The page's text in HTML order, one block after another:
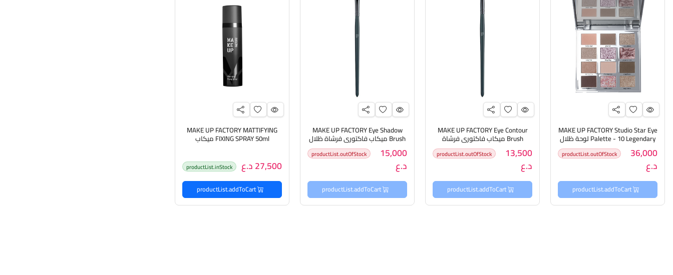
MAKE UP FACTORY Studio Star Eye
Palette - 10 Legendary لوحة ظلال
العيون من ميك اب فاكتوري
36,000
د.ع
productList.outOfStock
productList.addToCart
MAKE UP FACTORY Eye Contour
Brush ميكاب فاكتوري فرشاة
كونتور للعيون 13,500
د.ع
productList.outOfStock
productList.addToCart
MAKE UP FACTORY Eye Shadow
Brush ميكاب فاكتوري فرشاة ظلال
العيون 15,000
د.ع
productList.outOfStock
productList.addToCart
MAKE UP FACTORY MATTIFYING
FIXING SPRAY 50ml ميكاب
27,500 د.ع productList.inStock
productList.addToCart